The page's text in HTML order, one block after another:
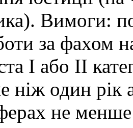
Вимоги:
за фахом
І або ІІ
ніж один рік
не